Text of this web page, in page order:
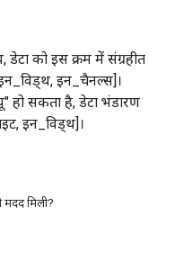
डेटा को इस क्रम में संग्रहीत
इन_चैनल्स]।
हो सकता है, डेटा भंडारण
इन_विड्थ]।
मिली?